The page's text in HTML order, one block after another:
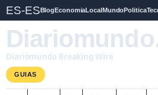
ES-ESBlogEconomiaLocalMundoPolitica
Diariomundo Breaking Wire
GUIAS